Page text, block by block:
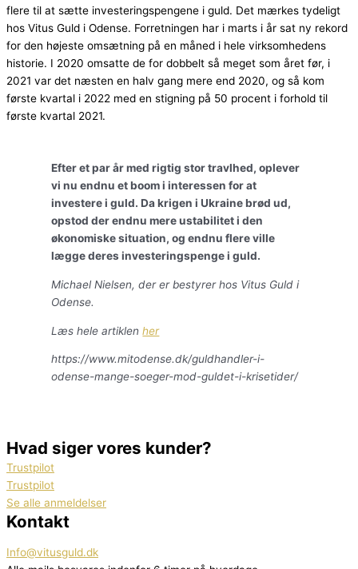
flere til at sætte investeringspengene i guld. Det mærkes tydeligt
hos Vitus Guld i Odense. Forretningen har i marts i år sat ny rekord
for den højeste omsætning på en måned i hele virksomhedens
historie. I 2020 omsatte de for dobbelt så meget som året før, i
2021 var det næsten en halv gang mere end 2020, og så kom
første kvartal i 2022 med en stigning på 50 procent i forhold til
første kvartal 2021.
Efter et par år med rigtig stor travlhed, oplever
vi nu endnu et boom i interessen for at
investere i guld. Da krigen i Ukraine brød ud,
opstod der endnu mere ustabilitet i den
økonomiske situation, og endnu flere ville
lægge deres investeringspenge i guld.
Michael Nielsen, der er bestyrer hos Vitus Guld i
Odense.
Læs hele artiklenher
https://www.mitodense.dk/guldhandler-i-
odense-mange-soeger-mod-guldet-i-krisetider/
Hvad siger vores kunder?
Trustpilot
Trustpilot
Se alle anmeldelser
Kontakt
Info@vitusguld.dk